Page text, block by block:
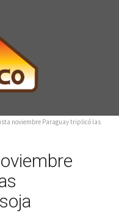
noviembre Paraguay triplicó las